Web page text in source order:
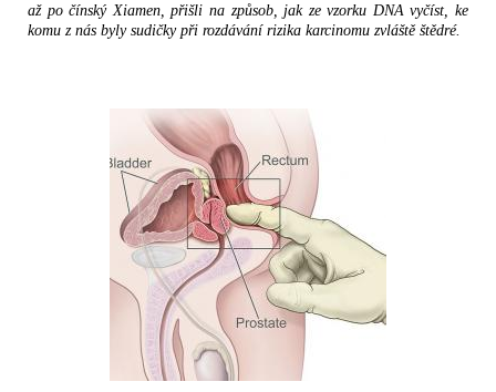
až po čínský Xiamen, přišli na způsob, jak ze vzorku DNA vyčíst, ke
komu z nás byly sudičky při rozdávání rizika karcinomu zvláště štědré.